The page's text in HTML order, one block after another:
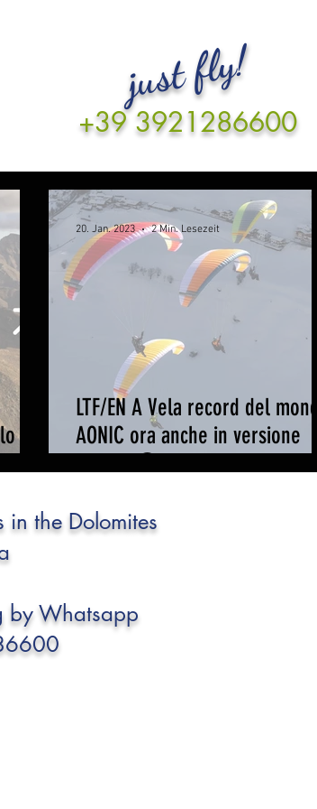
just fly!
+39 3921286600
tra
LTF/EN A Vela record del mondo
AONIC ora anche in versione
20. Jan. 2023 2 Min. Lesezeit
in the Dolomites
by Whatsapp